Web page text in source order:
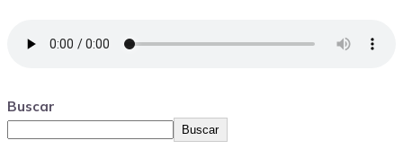
Buscar
Buscar